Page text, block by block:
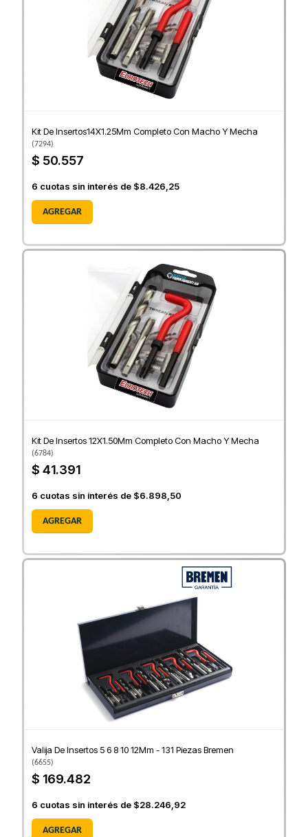
Kit De Insertos14X1.25Mm Completo Con Macho Y Mecha
(7294)
$ 50.557
6 cuotas sin interés de $8.426,25
AGREGAR
Kit De Insertos 12X1.50Mm Completo Con Macho Y Mecha
(6784)
$ 41.391
6 cuotas sin interés de $6.898,50
AGREGAR
Valija De Insertos 5 6 8 10 12Mm - 131 Piezas Bremen
(6655)
$ 169.482
6 cuotas sin interés de $28.246,92
AGREGAR